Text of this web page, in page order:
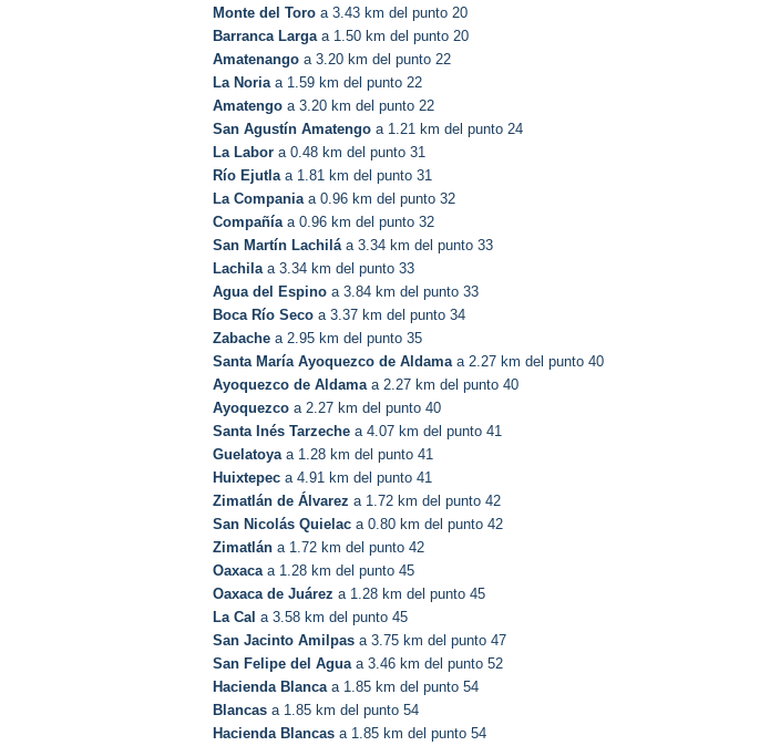
Monte del Toro a 3.43 km del punto 20
Barranca Largaa 1.50 km del punto 20
Amatenango a 3.20 km del punto 22
La Noriaa 1.59 km del punto 22
Amatengo a 3.20 km del punto 22
San Agustín Amatengo a 1.21 km del punto 24
La Labor a 0.48 km del punto 31
Río Ejutlaa 1.81 km del punto 31
La Companiaa 0.96 km del punto 32
Compañíaa 0.96 km del punto 32
San Martín Lachiláa 3.34 km del punto 33
Lachilaa 3.34 km del punto 33
Agua del Espino a 3.84 km del punto 33
Boca Río Seco a 3.37 km del punto 34
Zabache a 2.95 km del punto 35
Santa María Ayoquezco de Aldamaa 2.27 km del punto 40
Ayoquezco de Aldamaa 2.27 km del punto 40
Ayoquezco a 2.27 km del punto 40
Santa Inés Tarzeche a 4.07 km del punto 41
Guelatoyaa 1.28 km del punto 41
Huixtepec a 4.91 km del punto 41
Zimatlán de Álvarez a 1.72 km del punto 42
San Nicolás Quielac a 0.80 km del punto 42
Zimatlán a 1.72 km del punto 42
Oaxacaa 1.28 km del punto 45
Oaxaca de Juárez a 1.28 km del punto 45
La Cal a 3.58 km del punto 45
San Jacinto Amilpas a 3.75 km del punto 47
San Felipe del Aguaa 3.46 km del punto 52
Hacienda Blancaa 1.85 km del punto 54
Blancas a 1.85 km del punto 54
Hacienda Blancas a 1.85 km del punto 54